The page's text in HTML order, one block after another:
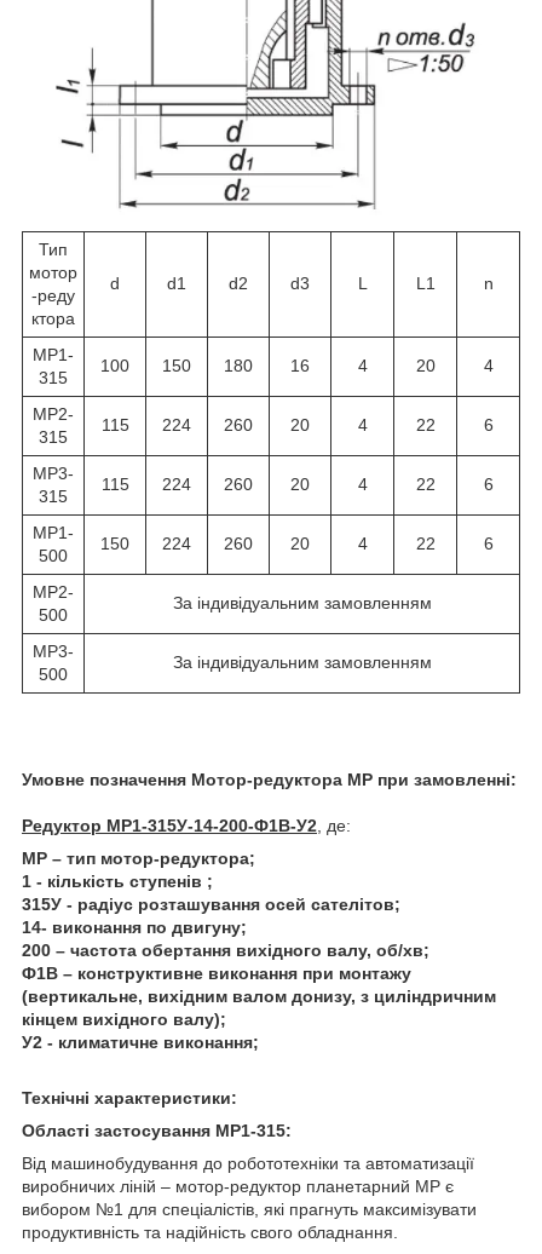
Тип
мотор
-реду
ктора
d d1 d2 d3 L L1 n
МР1-
315
100 150 180 16 4 20 4
МР2-
315
115 224 260 20 4 22 6
МР3-
315
115 224 260 20 4 22 6
МР1-
500
150 224 260 20 4 22 6
МР2-
500
За індивідуальним замовленням
МР3-
500
За індивідуальним замовленням
Умовне позначення Мотор-редуктора МР при замовленні:
Редуктор МР1-315У-14-200-Ф1В-У2 , де:
МР – тип мотор-редуктора;
1 - кількість ступенів ;
315У - радіус розташування осей сателітов;
14- виконання по двигуну;
200 – частота обертання вихідного валу, об/хв;
Ф1В – конструктивне виконання при монтажу
(вертикальне, вихідним валом донизу, з циліндричним
кінцем вихідного валу);
У2 - климатичне виконання;
Технічні характеристики:
Області застосування МР1-315:
Від машинобудування до робототехніки та автоматизації
виробничих ліній – мотор-редуктор планетарний МР є
вибором №1 для спеціалістів, які прагнуть максимізувати
продуктивність та надійність свого обладнання.